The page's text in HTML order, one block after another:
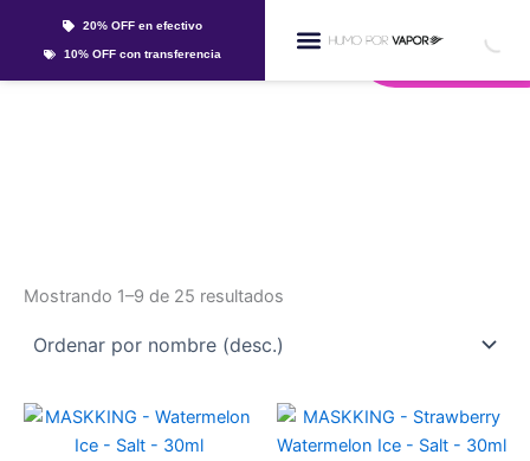
20% OFF en efectivo
10% OFF con transferencia Whatsapp
Mostrando 1–9 de 25 resultados
Este
producto
Este
producto